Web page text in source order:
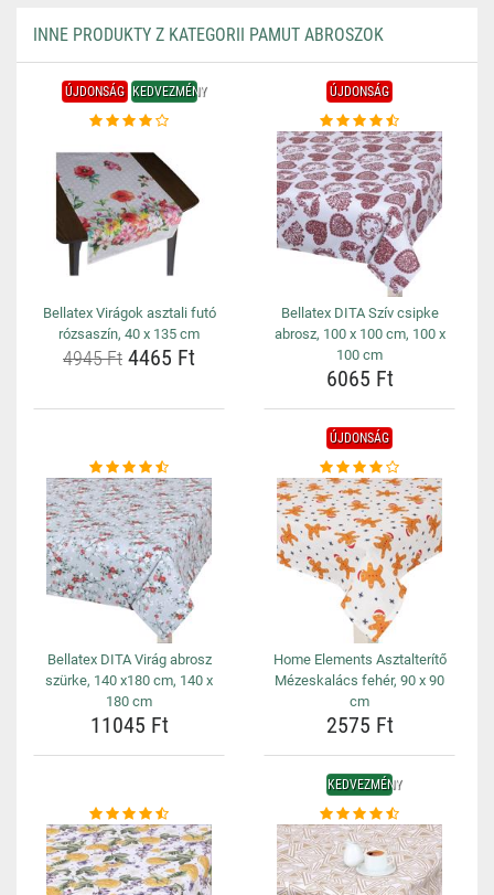
INNE PRODUKTY Z KATEGORII PAMUT ABROSZOK
ÚJDONSÁG KEDVEZMÉNY
Bellatex Virágok asztali futó
rózsaszín, 40 x 135 cm
4945 Ft 4465 Ft
ÚJDONSÁG
Bellatex DITA Szív csipke
abrosz, 100 x 100 cm, 100 x
100 cm
6065 Ft
Bellatex DITA Virág abrosz
szürke, 140 x180 cm, 140 x
180 cm
11045 Ft
ÚJDONSÁG
Home Elements Asztalterítő
Mézeskalács fehér, 90 x 90
cm
2575 Ft
KEDVEZMÉNY